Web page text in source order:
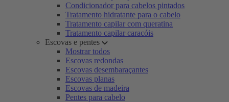
Condicionador para cabelos pintados
Tratamento hidratante para o cabelo
Tratamento capilar com queratina
Tratamento capilar caracóis
Escovas e pentes
Mostrar todos
Escovas redondas
Escovas desembaraçantes
Escovas planas
Escovas de madeira
Pentes para cabelo